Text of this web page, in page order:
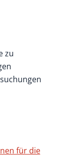
zu
für die